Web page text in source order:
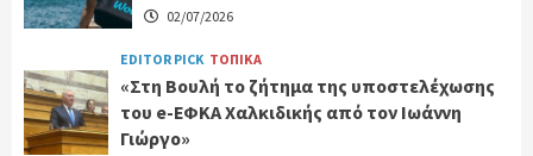
02/07/2026
EDITOR PICK ΤΟΠΙΚΑ
«Στη Βουλή το ζήτημα της υποστελέχωσης
του e-ΕΦΚΑ Χαλκιδικής από τον Ιωάννη
Γιώργο»